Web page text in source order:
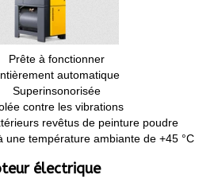
Prête à fonctionner
automatique
Superinsonorisée
contre les vibrations
revêtus de peinture poudre
une température ambiante de +45 °C
électrique